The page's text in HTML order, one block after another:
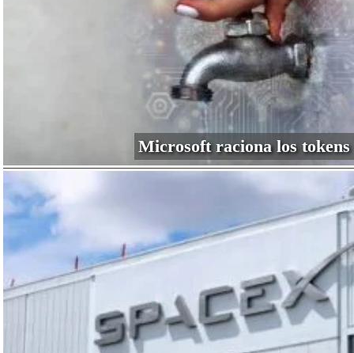
Microsoft raciona los tokens